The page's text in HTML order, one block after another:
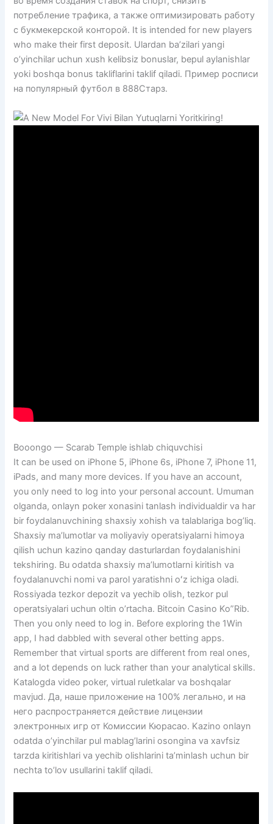
потребление трафика, а также оптимизировать работу
с букмекерской конторой. It is intended for new players
who make their first deposit. Ulardan ba’zilari yangi
o’yinchilar uchun xush kelibsiz bonuslar, bepul aylanishlar
yoki boshqa bonus takliflarini taklif qiladi. Пример росписи
на популярный футбол в 888Старз.
Booongo — Scarab Temple ishlab chiquvchisi
It can be used on iPhone 5, iPhone 6s, iPhone 7, iPhone 11,
iPads, and many more devices. If you have an account,
you only need to log into your personal account. Umuman
olganda, onlayn poker xonasini tanlash individualdir va har
bir foydalanuvchining shaxsiy xohish va talablariga bog’liq.
Shaxsiy ma’lumotlar va moliyaviy operatsiyalarni himoya
qilish uchun kazino qanday dasturlardan foydalanishini
tekshiring. Bu odatda shaxsiy maʼlumotlarni kiritish va
foydalanuvchi nomi va parol yaratishni oʻz ichiga oladi.
Rossiyada tezkor depozit va yechib olish, tezkor pul
operatsiyalari uchun oltin o’rtacha. Bitcoin Casino Ko”Rib.
Then you only need to log in. Before exploring the 1Win
app, I had dabbled with several other betting apps.
Remember that virtual sports are different from real ones,
and a lot depends on luck rather than your analytical skills.
Katalogda video poker, virtual ruletkalar va boshqalar
mavjud. Да, наше приложение на 100% легально, и на
него распространяется действие лицензии
электронных игр от Комиссии Кюрасао. Kazino onlayn
odatda o’yinchilar pul mablag’larini osongina va xavfsiz
tarzda kiritishlari va yechib olishlarini ta’minlash uchun bir
nechta to’lov usullarini taklif qiladi.